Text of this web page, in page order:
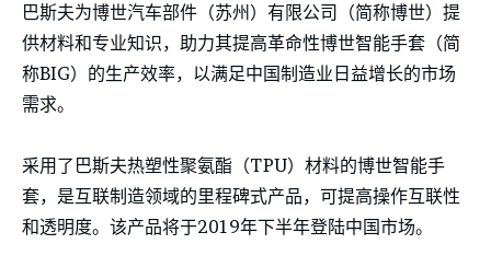
巴斯夫为博世汽车部件（苏州）有限公司（简称博世）提
供材料和专业知识，助力其提高革命性博世智能手套（简
称BIG）的生产效率，以满足中国制造业日益增长的市场
需求。
采用了巴斯夫热塑性聚氨酯（TPU）材料的博世智能手
套，是互联制造领域的里程碑式产品，可提高操作互联性
和透明度。该产品将于2019年下半年登陆中国市场。